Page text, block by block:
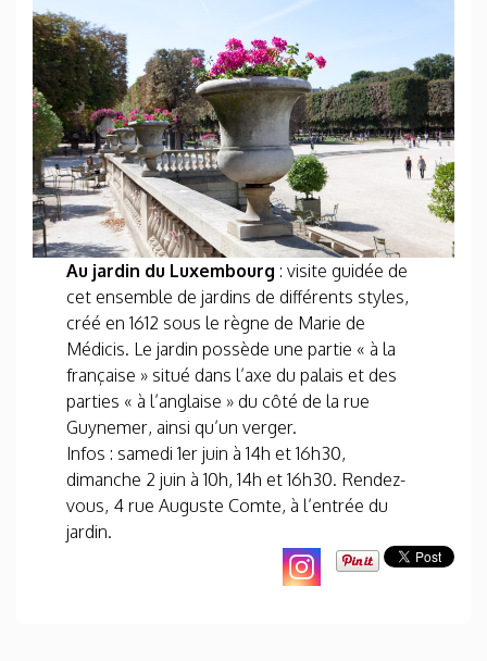
Au jardin du Luxembourg : visite guidée de
cet ensemble de jardins de différents styles,
créé en 1612 sous le règne de Marie de
Médicis. Le jardin possède une partie « à la
française » situé dans l’axe du palais et des
parties « à l’anglaise » du côté de la rue
Guynemer, ainsi qu’un verger.
Infos : samedi 1er juin à 14h et 16h30,
dimanche 2 juin à 10h, 14h et 16h30. Rendez-
vous, 4 rue Auguste Comte, à l’entrée du
jardin.